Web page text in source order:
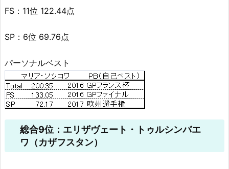
FS：11位 122.44点
SP：6位 69.76点
パーソナルベスト
総合9位：エリザヴェート・トゥルシンバエ
ワ（カザフスタン）